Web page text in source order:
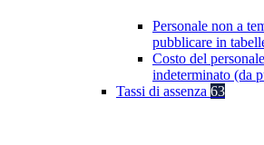
Personale non a
pubblicare in
Costo del
indeterminato (da
Tassi di assenza 63